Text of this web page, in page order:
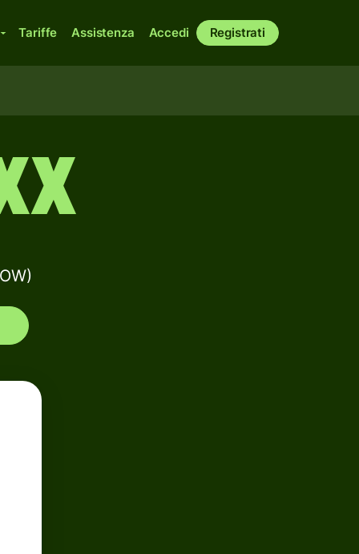
Tariffe Assistenza Accedi Registrati